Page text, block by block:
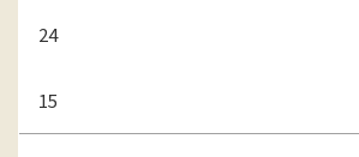
24
15